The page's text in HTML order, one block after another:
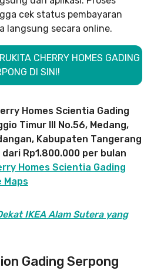
cek status pembayaran
langsung secara online.
CHERRY HOMES GADING
DI SINI!
Homes Scientia Gading
Timur III No.56, Medang,
Kabupaten Tangerang
Rp1.800.000 per bulan
Homes Scientia Gading
Maps
IKEA Alam Sutera yang
Gading Serpong